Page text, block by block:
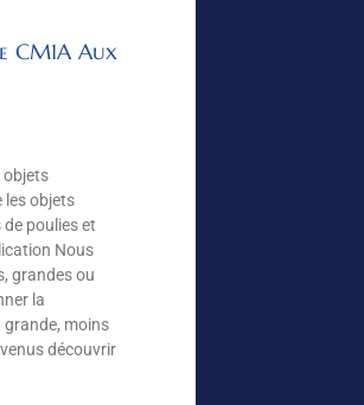
CM1A Aux
objets
les objets
poulies et
Nous
grandes ou
la
grande, moins
découvrir